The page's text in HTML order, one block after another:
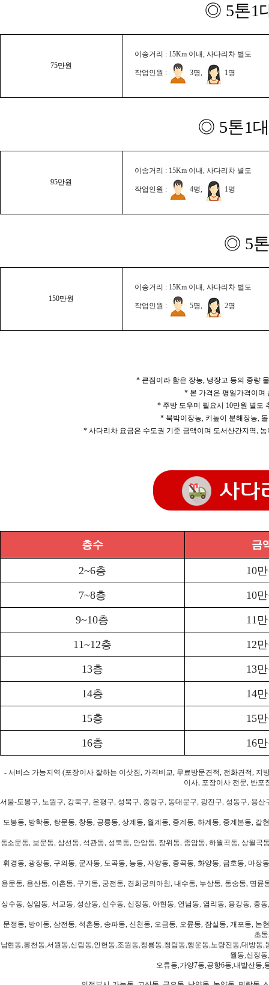
◎ 5톤1
75만원
이송거리 : 15Km 이내, 사다리차 별도
작업인원 : 3명, 1명
◎ 5톤1
95만원
이송거리 : 15Km 이내, 사다리차 별도
작업인원 : 4명, 1명
◎ 5
150만원
이송거리 : 15Km 이내, 사다리차 별도
작업인원 : 5명, 2명
* 큰짐이라 함은 장농, 냉장고 등의 중량
* 본 가격은 평일가격이며
* 주방 도우미 필요시 10만원 별도
* 북박이장농, 키높이 분해장농,
* 사다리차 요금은 수도권 기준 금액이며 도서산간지역,
층수 금
2~6층 10
7~8층 10
9~10층 11
11~12층 12
13층 13
14층 14
15층 15
16층 16
- 서비스 가능지역 (포장이사 잘하는 이삿짐, 가격비교, 무료방문견적, 전화견적,
이사, 포장이사 전문, 반포
서울-도봉구, 노원구, 강북구, 은평구, 성북구, 중랑구, 동대문구, 광진구, 성동구, 용
도봉동, 방학동, 쌍문동, 창동, 공릉동, 상계동, 월계동, 중계동, 하계동, 중계본동,
동소문동, 보문동, 삼선동, 석관동, 성북동, 안암동, 장위동, 종암동, 하월곡동, 상월
휘경동, 광장동, 구의동, 군자동, 도곡동, 능동, 자양동, 중곡동, 화양동, 금호동, 마
용문동, 용산동, 이촌동, 구기동, 궁전동, 경희궁의아침, 내수동, 누상동, 동숭동, 명
상수동, 상암동, 서교동, 성산동, 신수동, 신정동, 아현동, 연남동, 염리동, 용강동, 중
문정동, 방이동, 삼전동, 석촌동, 송파동, 신천동, 오금동, 오륜동, 잠실동, 개포동,
초
남현동,봉천동,서원동,신림동,인헌동,조원동,청룡동,청림동,행운동,노량진동,대방
월동,신정
오류동,가양7동,공항6동,내발산동,